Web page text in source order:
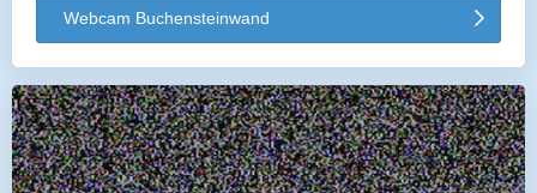
Webcam Buchensteinwand